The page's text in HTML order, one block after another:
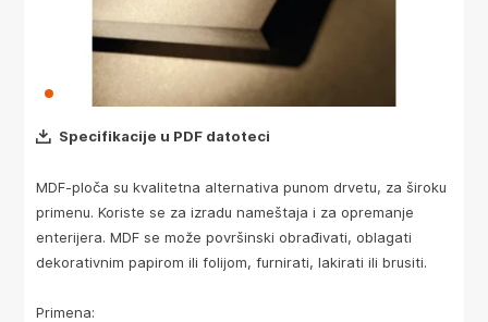
Specifikacije u PDF datoteci
MDF-ploča su kvalitetna alternativa punom drvetu, za široku
primenu. Koriste se za izradu nameštaja i za opremanje
enterijera. MDF se može površinski obrađivati, oblagati
dekorativnim papirom ili folijom, furnirati, lakirati ili brusiti.
Primena: